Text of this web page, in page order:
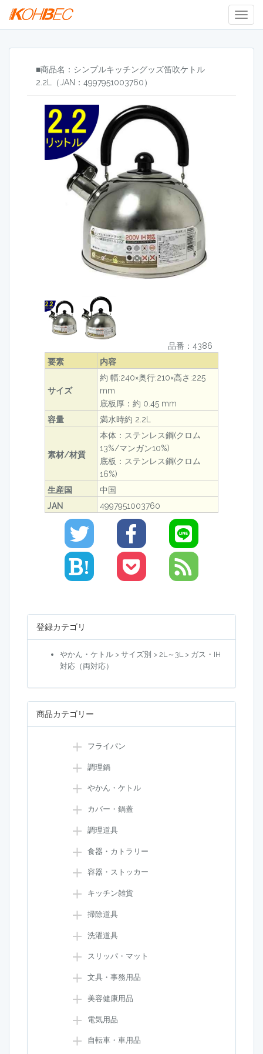
■商品名：シンプルキッチングッズ笛吹ケトル
2.2L（JAN：4997951003760）
品番：4386
要素
内容
サイズ
約 幅:240×奥行:210×高さ:225
mm
底板厚：約 0.45 mm
容量
満水時約 2.2L
素材/材質
本体：ステンレス鋼(クロム
13%/マンガン10%)
底板：ステンレス鋼(クロム
16%)
生産国
中国
JAN
4997951003760
!
登録カテゴリ
やかん・ケトル > サイズ別 > 2L～3L > ガス・IH
対応（両対応）
商品カテゴリー
フライパン
調理鍋
やかん・ケトル
カバー・鍋蓋
調理道具
食器・カトラリー
容器・ストッカー
キッチン雑貨
掃除道具
洗濯道具
スリッパ・マット
文具・事務用品
美容健康用品
電気用品
自転車・車用品